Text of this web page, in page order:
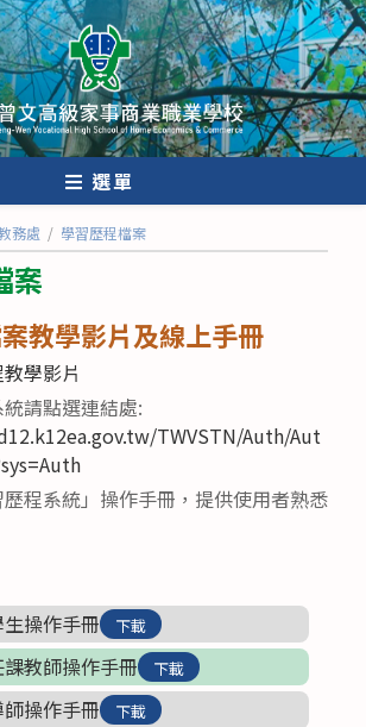
選單
案
務處 / 學習歷程檔案
教學影片及線上手冊
學影片
請點選連結處:
TWVSTN/Auth/Aut
程系統」操作手冊，提供使用者熟悉
操作手冊
下載
教師操作手冊 下載
操作手冊 下載